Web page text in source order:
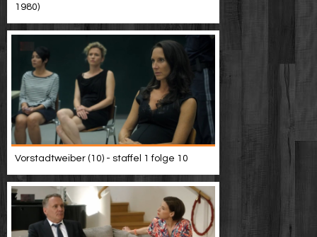
1980)
Vorstadtweiber (10) - staffel 1 folge 10